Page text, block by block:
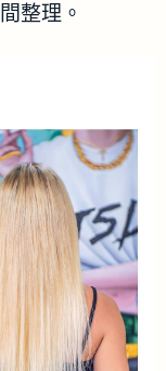
整理。